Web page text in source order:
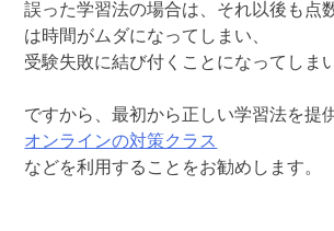
誤った学習法の場合は、それ以後も点
は時間がムダになってしまい、
受験失敗に結び付くことになってしま
ですから、最初から正しい学習法を提
オンラインの対策クラス
などを利用することをお勧めします。